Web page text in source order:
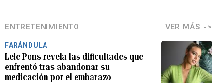
ENTRETENIMIENTO VER MÁS
FARÁNDULA
Lele Pons revela las dificultades que
enfrentó tras abandonar su
medicación por el embarazo